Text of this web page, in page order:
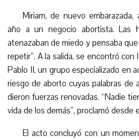
Miriam, de nuevo
año a un negocio abortista. Las
atenazaban de miedo y pensaba
repetir”. A la salida, se encontró
Pablo II, un grupo especializado en
riesgo de aborto cuyas palabras de
dieron fuerzas renovadas. “Nadie
vida de los demás”, proclamó desde
El acto concluyó con un